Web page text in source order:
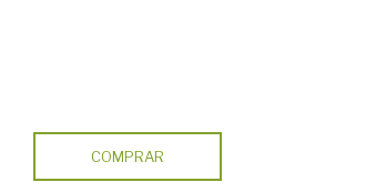
COMPRAR